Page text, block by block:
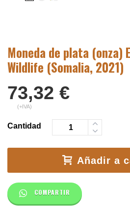
Moneda de plata (onza)
Wildlife (Somalia, 2021)
73,32 €
(+IVA)
Cantidad
Añadir a
COMPARTIR